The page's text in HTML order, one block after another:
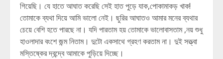
গিয়েছি। যে হাতে আঘাত করেছি সেই হাত পুড়ে যাক,পোকামাকড় খাক!
তোমাকে ব্যথা দিয়ে আমি ভালো নেই। ছুরির আঘাতও আমার মনের ব্যথার
চেয়ে বেশি হতে পারছে না। যদি পারতাম হয় তোমাকে ভালোবাসতাম ,নয় শুধু
হাওলাদার বংশে জন্ম নিতাম। দুটো একসাথে গ্রহণ করতাম না। দুই সত্ত্বা
মস্তিষ্কের দ্বন্দ্বে আমাকে পুড়িয়ে দিচ্ছে।